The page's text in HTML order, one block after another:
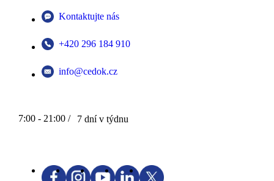
Kontaktujte nás
+420 296 184 910
info@cedok.cz
7:00 - 21:00 / 7 dní v týdnu